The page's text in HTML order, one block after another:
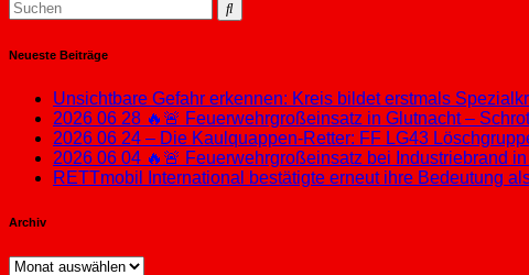
Neueste Beiträge
Unsichtbare Gefahr erkennen: Kreis bildet erstmals
2026 06 28 🔥🚨 Feuerwehrgroßeinsatz in Glutnacht –
2026 06 24 – Die Kaulquappen-Retter: FF LG43
2026 06 04 🔥🚨 Feuerwehrgroßeinsatz bei Industriebrand
RETTmobil International bestätigte erneut ihre Bedeutung
Archiv
Archiv